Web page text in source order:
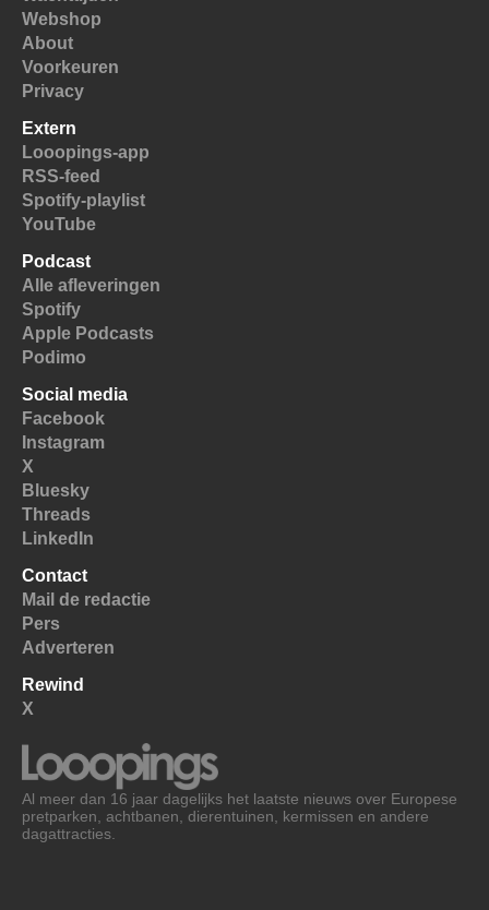
Webshop
About
Voorkeuren
Privacy
Extern
Looopings-app
RSS-feed
Spotify-playlist
YouTube
Podcast
Alle afleveringen
Spotify
Apple Podcasts
Podimo
Social media
Facebook
Instagram
X
Bluesky
Threads
LinkedIn
Contact
Mail de redactie
Pers
Adverteren
Rewind
X
Al meer dan 16 jaar dagelijks het laatste nieuws over Europese
pretparken, achtbanen, dierentuinen, kermissen en andere
dagattracties.